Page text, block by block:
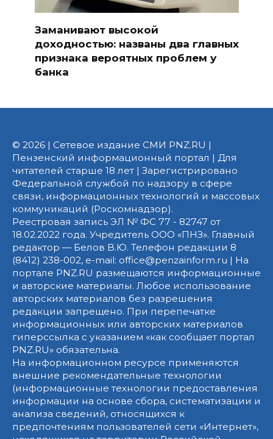
Заманивают высокой
доходностью: названы два главных
признака вероятных проблем у
банка
© 2026 | Сетевое издание СМИ PNZ.RU |
Пензенский информационный портал | Для
читателей старше 18 лет | Зарегистрировано
Федеральной службой по надзору в сфере
связи, информационных технологий и массовых
коммуникаций (Роскомнадзор).
Реестровая запись ЭЛ № ФС 77 - 82747 от
18.02.2022 года. Учредитель ООО «ПНЗ». Главный
редактор — Белов В.Ю. Телефон редакции 8
(8412) 238-002, e-mail: office@penzainform.ru | На
портале PNZ.RU размещаются информационные
и авторские материалы. Любое использование
авторских материалов без разрешения
редакции запрещено. При перепечатке
информационных или авторских материалов
гиперссылка с указанием «как сообщает портал
PNZ.RU» обязательна.
На информационном ресурсе применяются
внешние рекомендательные технологии
(информационные технологии предоставления
информации на основе сбора, систематизации и
анализа сведений, относящихся к
предпочтениям пользователей сети «Интернет»,